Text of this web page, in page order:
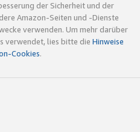
der Sicherheit und der
Amazon-Seiten und -Dienste
verwenden. Um mehr darüber
verwendet, lies bitte die Hinweise
Cookies.